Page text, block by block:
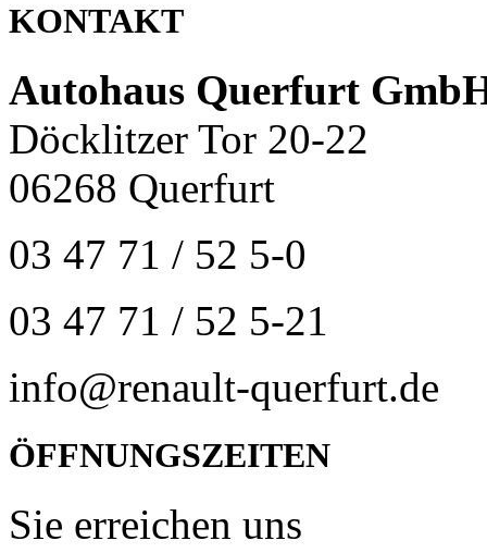
KONTAKT
Autohaus Querfurt
Döcklitzer Tor 20-22
06268 Querfurt
03 47 71 / 52 5-0
03 47 71 / 52 5-21
info@renault-querfurt.de
ÖFFNUNGSZEITEN
Sie erreichen uns